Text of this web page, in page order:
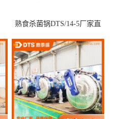
熟食杀菌锅DTS/14-5厂家直